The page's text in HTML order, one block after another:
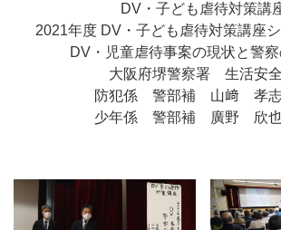
DV・子ども虐待対策講
2021年度 DV・子ども虐待対策講座
DV・児童虐待事案の現状と警
大阪府堺警察署 生活安
防犯係 警部補 山﨑 孝志
少年係 警部補 廣野 欣也